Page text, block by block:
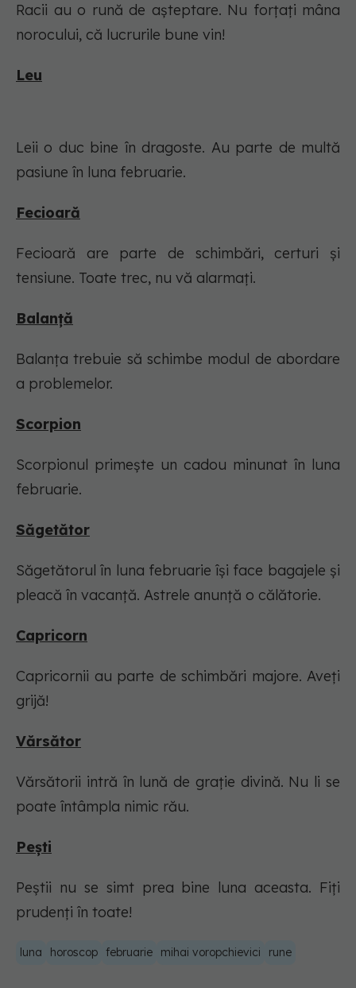
Racii au o rună de așteptare. Nu forțați mâna
norocului, că lucrurile bune vin!
Leu
Leii o duc bine în dragoste. Au parte de multă
pasiune în luna februarie.
Fecioară
Fecioară are parte de schimbări, certuri și
tensiune. Toate trec, nu vă alarmați.
Balanţă
Balanța trebuie să schimbe modul de abordare
a problemelor.
Scorpion
Scorpionul primește un cadou minunat în luna
februarie.
Săgetător
Săgetătorul în luna februarie își face bagajele și
pleacă în vacanță. Astrele anunță o călătorie.
Capricorn
Capricornii au parte de schimbări majore. Aveți
grijă!
Vărsător
Vărsătorii intră în lună de grație divină. Nu li se
poate întâmpla nimic rău.
Peşti
Peștii nu se simt prea bine luna aceasta. Fiți
prudenți în toate!
luna horoscop februarie mihai voropchievici rune